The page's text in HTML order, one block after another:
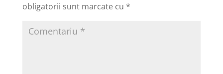
obligatorii sunt marcate cu *